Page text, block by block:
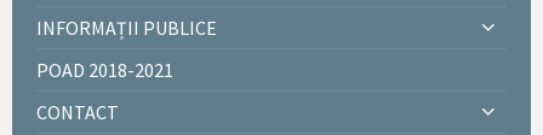
INFORMAȚII PUBLICE
POAD 2018-2021
CONTACT